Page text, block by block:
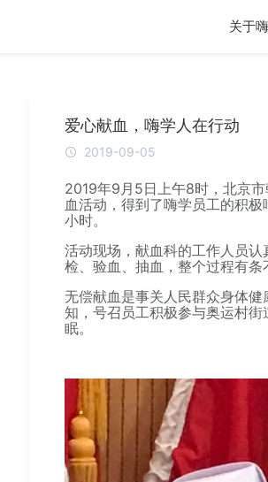
关于
爱心献血，嗨学人在行动
2019-09-05
2019年9月5日上午8时，北京
血活动，得到了嗨学员工的积
小时。
活动现场，献血科的工作人员
检、验血、抽血，整个过程有条
无偿献血是事关人民群众身体
知，号召员工积极参与奥运村
眠。